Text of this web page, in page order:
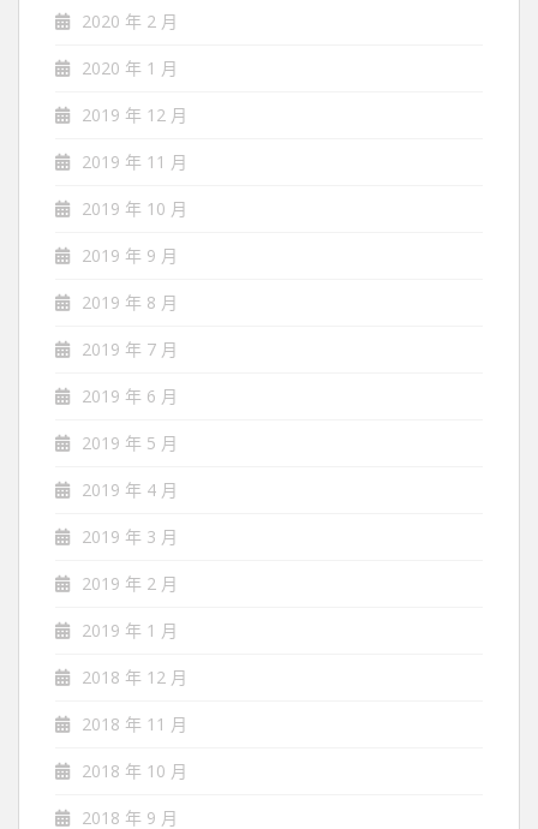
2020 年 2 月
2020 年 1 月
2019 年 12 月
2019 年 11 月
2019 年 10 月
2019 年 9 月
2019 年 8 月
2019 年 7 月
2019 年 6 月
2019 年 5 月
2019 年 4 月
2019 年 3 月
2019 年 2 月
2019 年 1 月
2018 年 12 月
2018 年 11 月
2018 年 10 月
2018 年 9 月